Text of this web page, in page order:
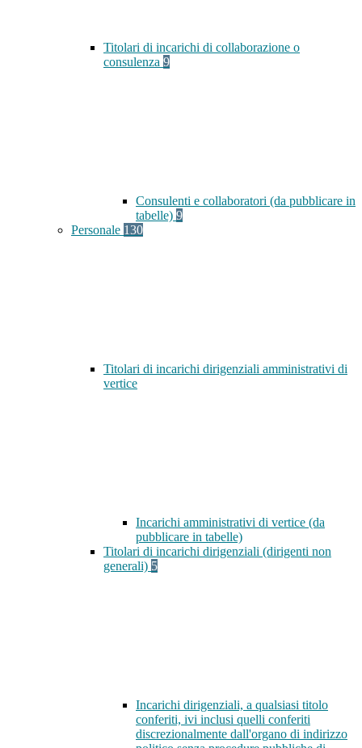
Titolari di incarichi di collaborazione o
consulenza 9
Consulenti e collaboratori (da pubblicare in
tabelle) 9
Personale 130
Titolari di incarichi dirigenziali amministrativi di
vertice
Incarichi amministrativi di vertice (da
pubblicare in tabelle)
Titolari di incarichi dirigenziali (dirigenti non
generali) 5
Incarichi dirigenziali, a qualsiasi titolo
conferiti, ivi inclusi quelli conferiti
discrezionalmente dall'organo di indirizzo